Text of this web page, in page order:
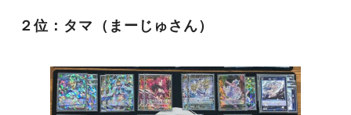
２位：タマ（まーじゅさん）